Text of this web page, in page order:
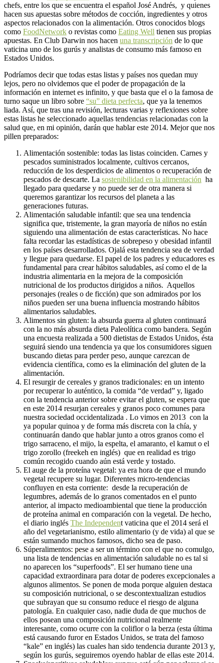
chefs, entre los que se encuentra el español José Andrés, y quienes
hacen sus apuestas sobre métodos de cocción, ingredientes y otros
aspectos relacionados con la alimentación. Otros conocidos blogs
como FoodNetwork o revistas como Eating Well tienen sus propias
apuestas. En Club Darwin nos hacen una transcripción de lo que
vaticina uno de los gurús y analistas de consumo más famoso en
Estados Unidos.
Podríamos decir que todas estas listas y países nos quedan muy
lejos, pero no olvidemos que el poder de propagación de la
información en internet es infinito, y que basta que el o la famosa de
turno saque un libro sobre “su” dieta perfecta, que ya la tenemos
liada. Así, que tras una revisión, lecturas varias y reflexiones sobre
estas listas he seleccionado aquellas tendencias relacionadas con la
salud que, en mi opinión, darán que hablar este 2014. Mejor que nos
pillen preparados:
Alimentación sostenible: todas las listas coinciden. Carnes y
pescados suministrados localmente, cultivos cercanos,
reducción de los desperdicios de alimentos o recuperación de
pescados de descarte. La sostenibilidad en la alimentación ha
llegado para quedarse y no puede ser de otra manera si
queremos garantizar los recursos del planeta a las
generaciones futuras.
Alimentación saludable infantil: que sea una tendencia
significa que, tristemente, la gran mayoría de niños no están
siguiendo una alimentación de estas características. No hace
falta recordar las estadísticas de sobrepeso y obesidad infantil
en los países desarrollados. Ojalá esta tendencia sea de verdad
y llegue para quedarse. El papel de los padres y educadores es
fundamental para crear hábitos saludables, así como el de la
industria alimentaria en la mejora de la composición
nutricional de los productos dirigidos a niños. Aquellos
personajes (reales o de ficción) que son admirados por los
niños pueden ser una buena influencia mostrando hábitos
alimentarios saludables.
Alimentos sin gluten: la absurda guerra al gluten continuará
con la no más absurda dieta Paleolítica como bandera. Según
una encuesta realizada a 500 dietistas de Estados Unidos, ésta
seguirá siendo una tendencia ya que los consumidores siguen
buscando dietas para perder peso, aunque carezcan de
evidencia científica, como es la eliminación del gluten de la
alimentación.
El resurgir de cereales y granos tradicionales: en un intento
por recuperar lo auténtico, la comida “de verdad” y, ligado
con la tendencia anterior sobre evitar el gluten, se espera que
en este 2014 resurjan cereales y granos poco comunes para
nuestra sociedad occidentalizada . Lo vimos en 2013 con la
ya popular quinoa y de forma más discreta con la chía, y
continuarán dando que hablar junto a otros granos como el
trigo sarraceno, el mijo, la espelta, el amaranto, el kamut o el
trigo zorollo (freekeh en inglés) que en realidad es trigo
común recogido cuando aún está verde y tostado.
El auge de la proteína vegetal: ya era hora de que el mundo
vegetal recupere su lugar. Diferentes micro-tendencias
confluyen en esta corriente: desde la recuperación de
legumbres, además de lo granos comentados en el punto
anterior, al impacto medioambiental que tiene la producción
de proteína animal en comparación con la vegetal. De hecho,
el diario inglés The Independent vaticina que el 2014 será el
año del vegetarianismo, estilo alimentario (y de vida) al que se
están sumando muchos famosos, dicho sea de paso.
Súperalimentos: pese a ser un término con el que no comulgo,
una lista de tendencias en alimentación saludable no es tal si
no aparecen los “superfoods”. El ser humano tiene una
capacidad extraordinara para dotar de poderes excepcionales a
algunos alimentos. Se ponen de moda porque alguien destaca
su composición nutricional, o se descontextualizan estudios
que subrayan que su consumo reduce el riesgo de alguna
patología. En cualquier caso, nadie duda de que muchos de
ellos posean una composición nutricional realmente
interesante, como ocurre con la coliflor o la berza (esta última
está causando furor en Estados Unidos, se trata del famoso
“kale” en inglés) las cuales han sido tendencia durante 2013 y,
según los gurús, seguiremos oyendo hablar de ellas este 2014.